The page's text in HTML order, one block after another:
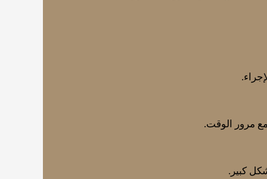
مرور الوقت.
كبير.